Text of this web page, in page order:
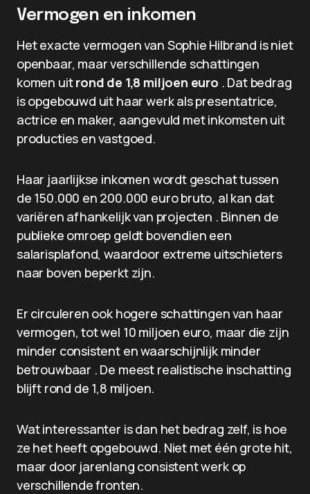
Vermogen en inkomen
Het exacte vermogen van Sophie Hilbrand is niet
openbaar, maar verschillende schattingen
komen uitrond de 1,8 miljoen euro . Dat bedrag
is opgebouwd uit haar werk als presentatrice,
actrice en maker, aangevuld met inkomsten uit
producties en vastgoed.
Haar jaarlijkse inkomen wordt geschat tussen
de 150.000 en 200.000 euro bruto, al kan dat
variëren afhankelijk van projecten . Binnen de
publieke omroep geldt bovendien een
salarisplafond, waardoor extreme uitschieters
naar boven beperkt zijn.
Er circuleren ook hogere schattingen van haar
vermogen, tot wel 10 miljoen euro, maar die zijn
minder consistent en waarschijnlijk minder
betrouwbaar . De meest realistische inschatting
blijft rond de 1,8 miljoen.
Wat interessanter is dan het bedrag zelf, is hoe
ze het heeft opgebouwd. Niet met één grote hit,
maar door jarenlang consistent werk op
verschillende fronten.